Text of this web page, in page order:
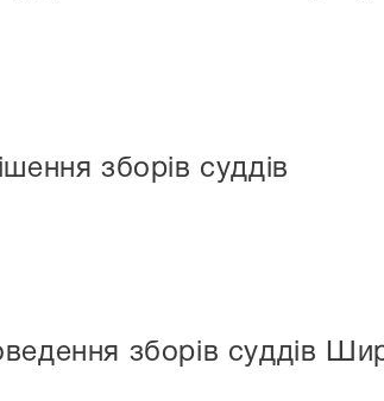
зборів суддів
зборів суддів